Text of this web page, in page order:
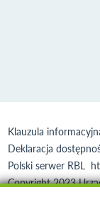
Klauzula
Deklaracja
Polski serwer RBL
Copyright 2023